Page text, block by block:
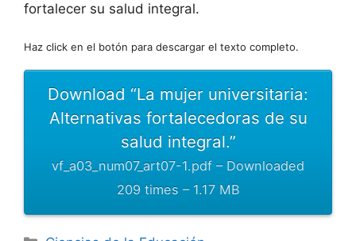
fortalecer su salud integral.
Haz click en el botón para descargar el texto completo.
Download “La mujer universitaria:
Alternativas fortalecedoras de su
salud integral.”
vf_a03_num07_art07-1.pdf – Downloaded
209 times – 1.17 MB